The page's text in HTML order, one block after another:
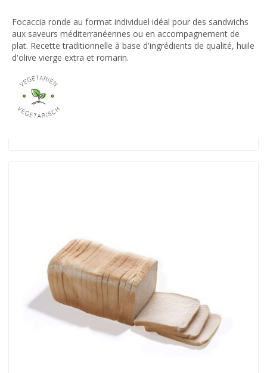
Focaccia ronde au format individuel idéal pour des sandwichs
aux saveurs méditerranéennes ou en accompagnement de
plat. Recette traditionnelle à base d'ingrédients de qualité, huile
d'olive vierge extra et romarin.